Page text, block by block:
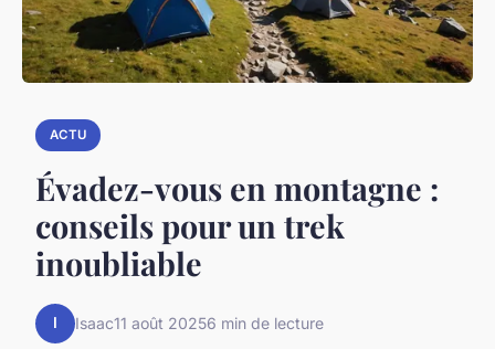
ACTU
Évadez-vous en montagne :
conseils pour un trek
inoubliable
I Isaac11 août 20256 min de lecture